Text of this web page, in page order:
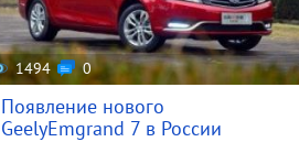
1494 0
Появление нового
GeelyEmgrand 7 в России